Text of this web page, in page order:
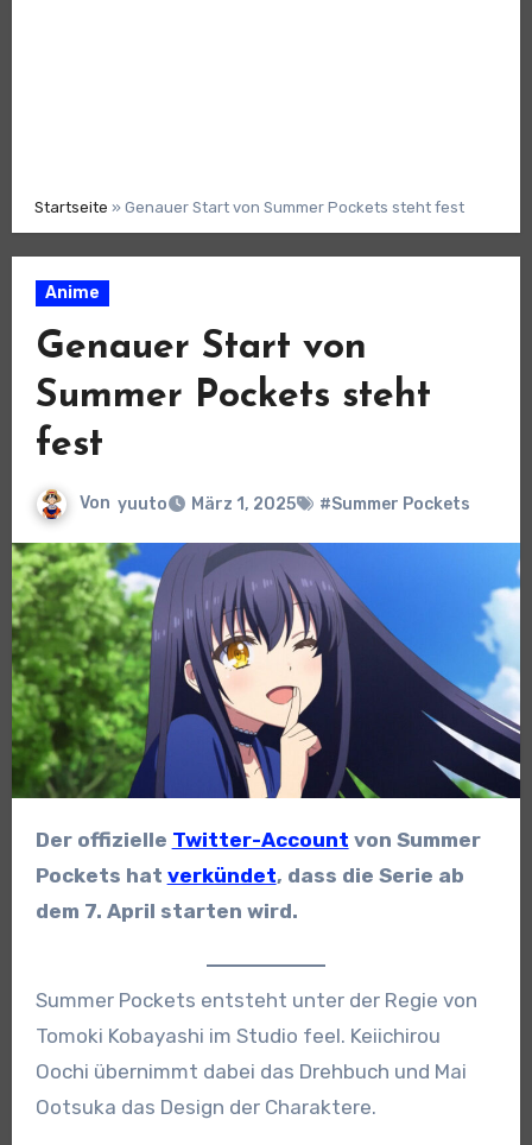
Startseite » Genauer Start von Summer Pockets steht fest
Anime
Genauer Start von
Summer Pockets steht
fest
Von yuuto März 1, 2025 #Summer Pockets
Der offizielle Twitter-Account von Summer
Pockets hat verkündet, dass die Serie ab
dem 7. April starten wird.
Summer Pockets entsteht unter der Regie von
Tomoki Kobayashi im Studio feel. Keiichirou
Oochi übernimmt dabei das Drehbuch und Mai
Ootsuka das Design der Charaktere.